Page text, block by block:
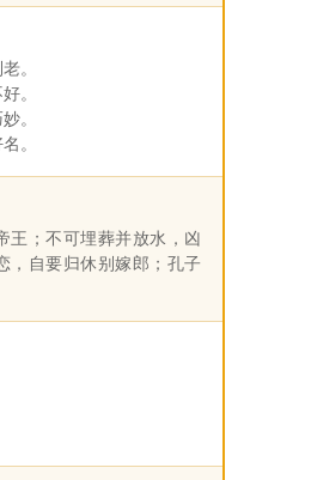
。
。
。
。
王；不可埋葬并放水，凶
，自要归休别嫁郎；孔子